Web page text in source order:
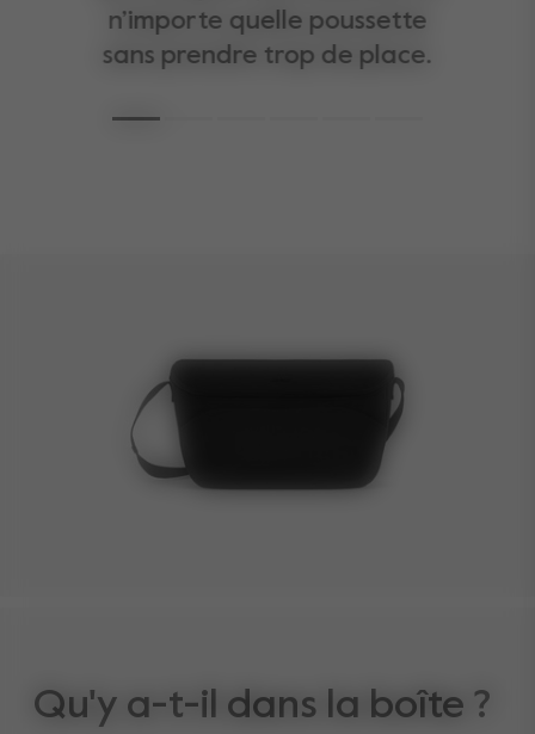
n’importe quelle poussette
sans prendre trop de place.
Qu'y a-t-il dans la boîte ?